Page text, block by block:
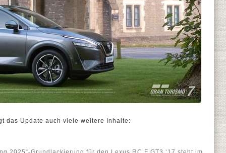
das Update auch viele weitere Inhalte: